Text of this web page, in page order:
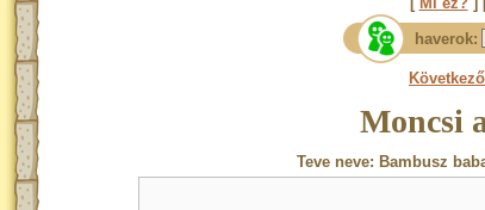
haverok:
Moncsi
Teve neve: Bambusz